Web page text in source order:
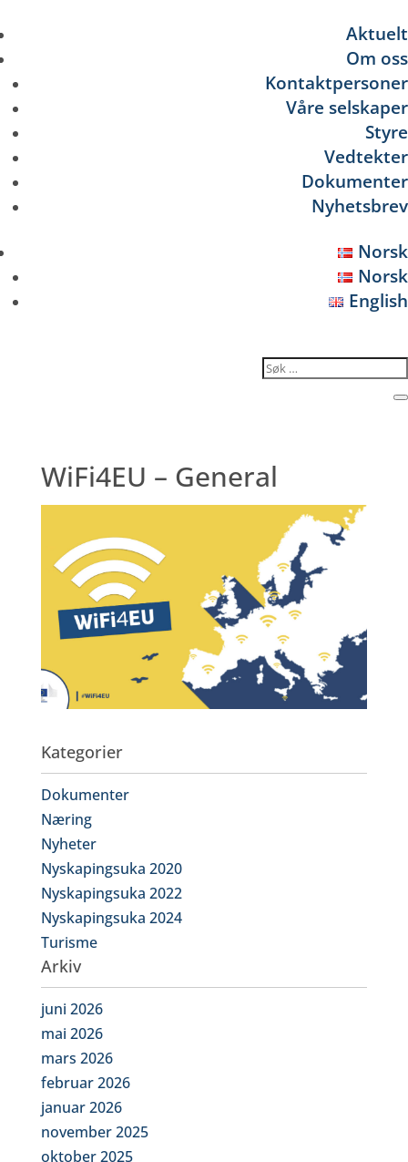
Aktuelt
Om oss
Kontaktpersoner
Våre selskaper
Styre
Vedtekter
Dokumenter
Nyhetsbrev
Norsk
Norsk
English
Search...
WiFi4EU – General
Kategorier
Dokumenter
Næring
Nyheter
Nyskapingsuka 2020
Nyskapingsuka 2022
Nyskapingsuka 2024
Turisme
Arkiv
juni 2026
mai 2026
mars 2026
februar 2026
januar 2026
november 2025
oktober 2025